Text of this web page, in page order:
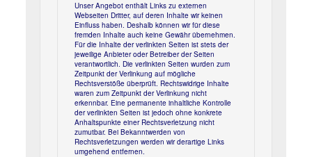
Unser Angebot enthält Links zu externen
Webseiten Dritter, auf deren Inhalte wir keinen
Einfluss haben. Deshalb können wir für diese
fremden Inhalte auch keine Gewähr übernehmen.
Für die Inhalte der verlinkten Seiten ist stets der
jeweilige Anbieter oder Betreiber der Seiten
verantwortlich. Die verlinkten Seiten wurden zum
Zeitpunkt der Verlinkung auf mögliche
Rechtsverstöße überprüft. Rechtswidrige Inhalte
waren zum Zeitpunkt der Verlinkung nicht
erkennbar. Eine permanente inhaltliche Kontrolle
der verlinkten Seiten ist jedoch ohne konkrete
Anhaltspunkte einer Rechtsverletzung nicht
zumutbar. Bei Bekanntwerden von
Rechtsverletzungen werden wir derartige Links
umgehend entfernen.